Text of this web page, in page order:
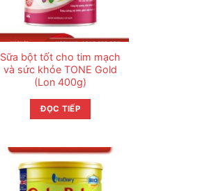
Sữa bột tốt cho tim mạch
và sức khỏe TONE Gold
(Lon 400g)
ĐỌC TIẾP